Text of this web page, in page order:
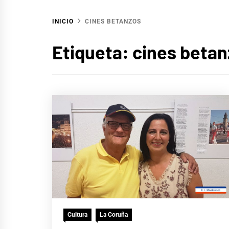
INICIO CINES BETANZOS
Etiqueta: cines
Cultura La Coruña